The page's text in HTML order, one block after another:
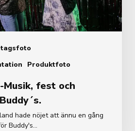
Produktfoto
fest och
hade nöjet att ännu en gång
Buddy's…